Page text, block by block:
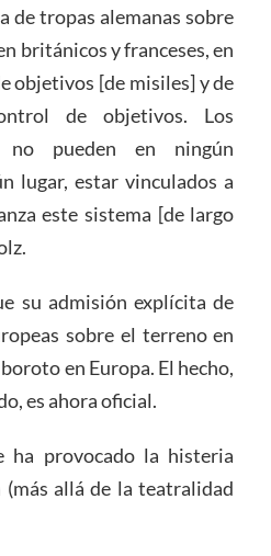
de tropas alemanas sobre
británicos y franceses, en
objetivos [de misiles] y de
de objetivos. Los
no pueden en ningún
lugar, estar vinculados a
este sistema [de largo
su admisión explícita de
sobre el terreno en
en Europa. El hecho,
es ahora oficial.
ha provocado la histeria
(más allá de la teatralidad